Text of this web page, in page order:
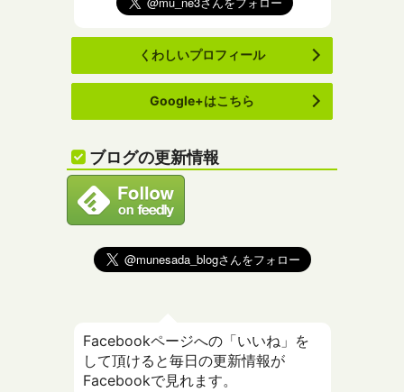
くわしいプロフィール
Google+はこちら
ブログの更新情報
Facebookページへの「いいね」を
して頂けると毎日の更新情報が
Facebookで見れます。